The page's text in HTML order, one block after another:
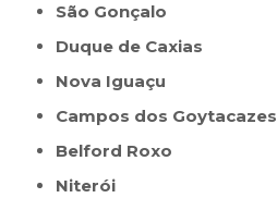
São Gonçalo
Duque de Caxias
Nova Iguaçu
Campos dos Goytacazes
Belford Roxo
Niterói